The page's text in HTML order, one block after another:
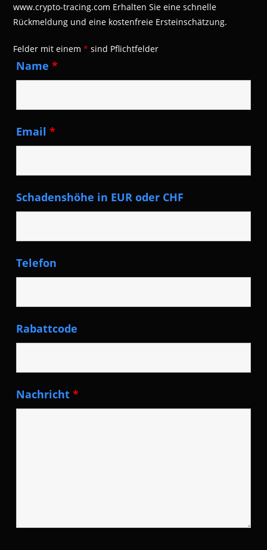
www.crypto-tracing.com Erhalten Sie eine schnelle
Rückmeldung und eine kostenfreie Ersteinschätzung.
Felder mit einem* sind Pflichtfelder
Name*
Email*
Schadenshöhe in EUR oder CHF
Telefon
Rabattcode
Nachricht*